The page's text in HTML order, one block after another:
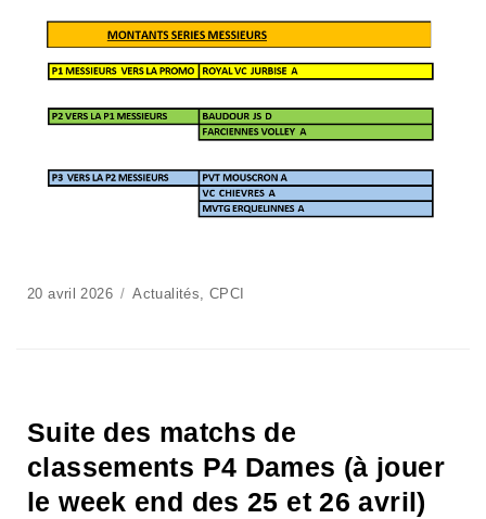
20 avril 2026 Actualités, CPCI
Suite des matchs de
classements P4 Dames (à jouer
le week end des 25 et 26 avril)